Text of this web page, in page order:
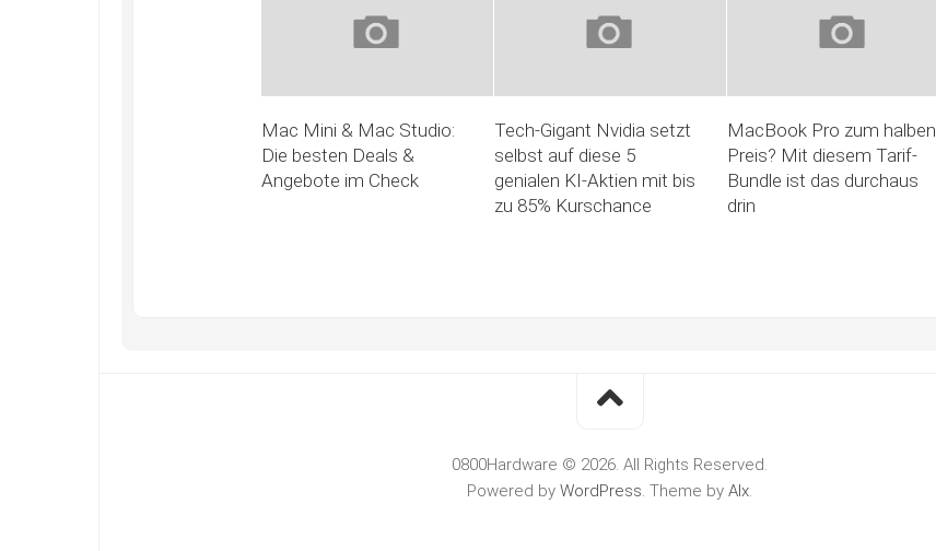
Mac Mini & Mac Studio:
Die besten Deals &
Angebote im Check
Tech-Gigant Nvidia setzt
selbst auf diese 5
genialen KI-Aktien mit bis
zu 85% Kurschance
MacBook Pro zum halben
Preis? Mit diesem Tarif-
Bundle ist das durchaus
drin
0800Hardware © 2026. All Rights Reserved.
Powered by WordPress. Theme by Alx.